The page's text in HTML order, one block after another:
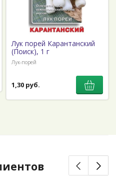
Лук порей Карантанский
(Поиск), 1 г
Лук-порей
1,30 руб.